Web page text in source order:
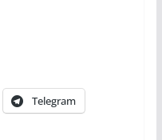
Telegram